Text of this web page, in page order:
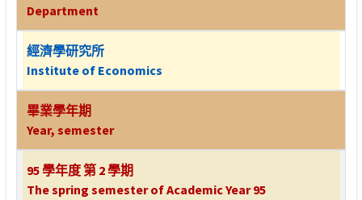
Department
經濟學研究所
Institute of Economics
畢業學年期
Year, semester
95 學年度 第 2 學期
The spring semester of Academic Year 95